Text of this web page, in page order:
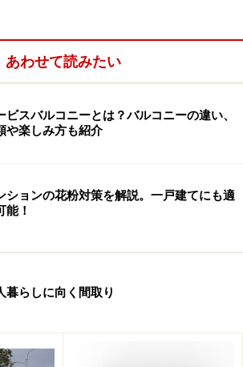
オールインワン浄水栓、静音シンクの
ごわい「生ごみの処理」に大活躍す
ザーです。ディスポーザーは、シンク
ポーザーに料理中に出た生ごみをそ
してスイッチを入れるだけで生ごみ
緒に屋外の専用排水処理層に流してく
。
生ごみ用三角コーナーが不要に！ゴミ
に困ったり、ニオイが気になった生ご
にラクになります。基本的に後付け
入する際に設置を確認するようにし
あわせて読みたい
ビスバルコニーとは？バルコニーの違い、
や楽しみ方も紹介
ションの花粉対策を解説。一戸建てにも適
能！
暮らしに向く間取り